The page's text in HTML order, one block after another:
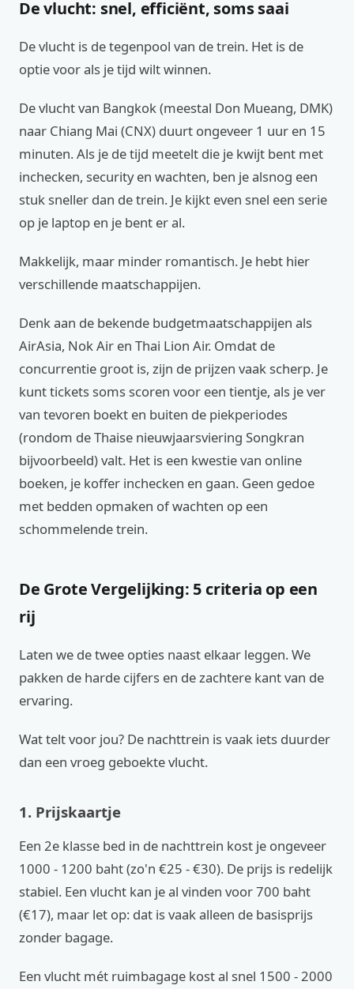
De vlucht: snel, efficiënt, soms saai
De vlucht is de tegenpool van de trein. Het is de
optie voor als je tijd wilt winnen.
De vlucht van Bangkok (meestal Don Mueang, DMK)
naar Chiang Mai (CNX) duurt ongeveer 1 uur en 15
minuten. Als je de tijd meetelt die je kwijt bent met
inchecken, security en wachten, ben je alsnog een
stuk sneller dan de trein. Je kijkt even snel een serie
op je laptop en je bent er al.
Makkelijk, maar minder romantisch. Je hebt hier
verschillende maatschappijen.
Denk aan de bekende budgetmaatschappijen als
AirAsia, Nok Air en Thai Lion Air. Omdat de
concurrentie groot is, zijn de prijzen vaak scherp. Je
kunt tickets soms scoren voor een tientje, als je ver
van tevoren boekt en buiten de piekperiodes
(rondom de Thaise nieuwjaarsviering Songkran
bijvoorbeeld) valt. Het is een kwestie van online
boeken, je koffer inchecken en gaan. Geen gedoe
met bedden opmaken of wachten op een
schommelende trein.
De Grote Vergelijking: 5 criteria op een
rij
Laten we de twee opties naast elkaar leggen. We
pakken de harde cijfers en de zachtere kant van de
ervaring.
Wat telt voor jou? De nachttrein is vaak iets duurder
dan een vroeg geboekte vlucht.
1. Prijskaartje
Een 2e klasse bed in de nachttrein kost je ongeveer
1000 - 1200 baht (zo'n €25 - €30). De prijs is redelijk
stabiel. Een vlucht kan je al vinden voor 700 baht
(€17), maar let op: dat is vaak alleen de basisprijs
zonder bagage.
Een vlucht mét ruimbagage kost al snel 1500 - 2000